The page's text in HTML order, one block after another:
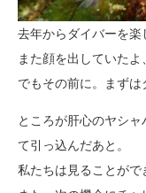
去年からダイバーを楽
また顔を出していたよ
でもその前に。まずは
ところが肝心のヤシ
て引っ込んだあと。
私たちは見ることがで